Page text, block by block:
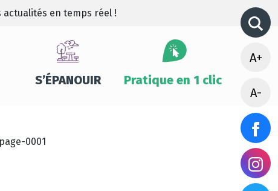
actualités en temps réel !
S’ÉPANOUIR Pratique en 1 clic
A+
A-
0001